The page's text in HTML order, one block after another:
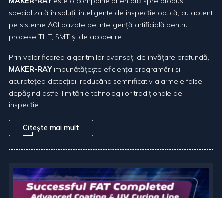
specializată în soluții inteligente de inspecție optică, cu accent
pe sisteme AOI bazate pe inteligență artificială pentru
procese THT, SMT și de acoperire.
Prin valorificarea algoritmilor avansați de învățare profundă,
MAKER-RAYîmbunătățește eficiența programării și
acuratețea detecției, reducând semnificativ alarmele false –
depășind astfel limitările tehnologiilor tradiționale de
inspecție.
Citeşte mai mult